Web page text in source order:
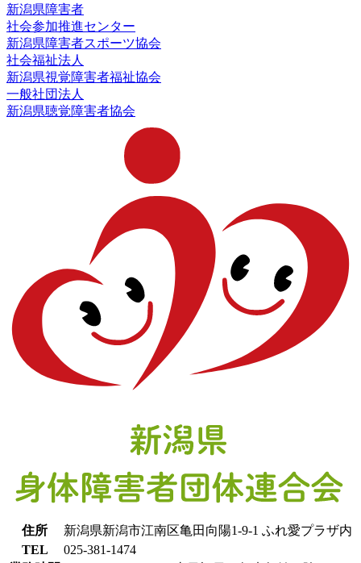
新潟県障害者
社会参加推進センター
新潟県障害者スポーツ協会
社会福祉法人
新潟県視覚障害者福祉協会
一般社団法人
新潟県聴覚障害者協会
住所
新潟県新潟市江南区亀田向陽1-9-1 ふれ愛プラザ内
TEL
025-381-1474